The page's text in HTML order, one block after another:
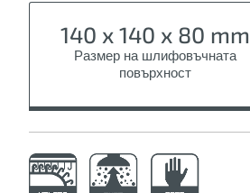
140 x 140 x 80 mm
Размер на шлифовъчната
повърхност